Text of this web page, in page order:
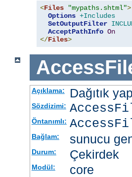
<Files "mypaths.shtml">
Options +Includes
SetOutputFilter
AcceptPathInfo On
</Files>
Açıklama: Dağıtık
Sözdizimi:
Öntanımlı:
Bağlam: sunucu
Durum: Çekirdek
Modül: core